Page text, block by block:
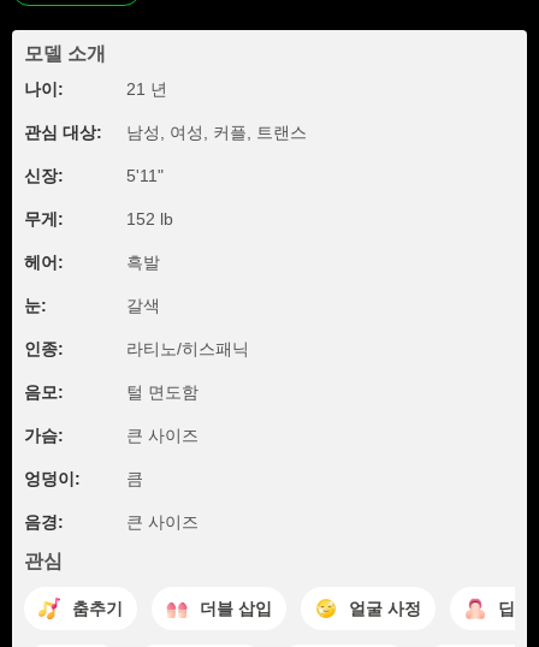
모델 소개
나이: 21 년
관심 대상: 남성, 여성, 커플, 트랜스
신장: 5'11"
무게: 152 lb
헤어: 흑발
눈: 갈색
인종: 라티노/히스패닉
음모: 털 면도함
가슴: 큰 사이즈
엉덩이: 큼
음경: 큰 사이즈
관심
춤추기 더블 삽입 얼굴 사정 딥스